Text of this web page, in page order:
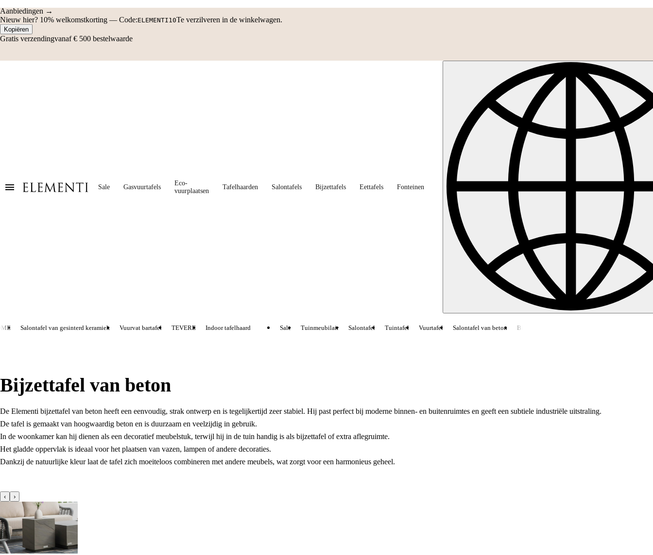
Aanbiedingen →
Nieuw hier? 10% welkomstkorting — Code:ELEMENTI10Te verzilveren in de winkelwagen.
Kopiëren
Gratis verzendingvanaf € 500 bestelwaarde
Sale Gasvuurtafels
Eco-
vuurplaatsen
Tafelhaarden Salontafels Bijzettafels Eettafels Fonteinen
Salontafel van gesinterd keramiek Vuurvat bartafel TEVERE Indoor tafelhaard Sale Tuinmeubilair Salontafel Tuintafel Vuurtafel Salontafel van beton Bijzettafel van beton
Bijzettafel van beton
De Elementi bijzettafel van beton heeft een eenvoudig, strak ontwerp en is tegelijkertijd zeer stabiel. Hij past perfect bij moderne binnen- en buitenruimtes en geeft een subtiele industriële uitstraling.
De tafel is gemaakt van hoogwaardig beton en is duurzaam en veelzijdig in gebruik.
In de woonkamer kan hij dienen als een decoratief meubelstuk, terwijl hij in de tuin handig is als bijzettafel of extra aflegruimte.
Het gladde oppervlak is ideaal voor het plaatsen van vazen, lampen of andere decoraties.
Dankzij de natuurlijke kleur laat de tafel zich moeiteloos combineren met andere meubels, wat zorgt voor een harmonieus geheel.
‹ ›